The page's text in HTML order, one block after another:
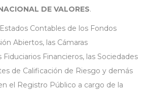
DE VALORES.
Contables de los Fondos
Abiertos, las Cámaras
Fiduciarios Financieros, las Sociedades
de Calificación de Riesgo y demás
el Registro Público a cargo de la